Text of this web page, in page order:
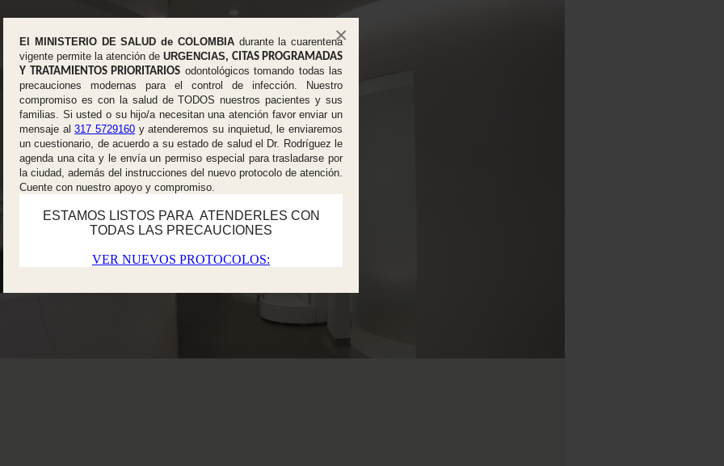
El MINISTERIO DE SALUD de COLOMBIAdurante la cuarentena
vigente permite la atención de URGENCIAS, CITAS PROGRAMADAS
Y TRATAMIENTOS PRIORITARIOS odontológicos tomando todas las
precauciones modernas para el control de infección. Nuestro
compromiso es con la salud de TODOS nuestros pacientes y sus
familias. Si usted o su hijo/a necesitan una atención favor enviar un
mensaje al317 5729160 y atenderemos su inquietud, le enviaremos
un cuestionario, de acuerdo a su estado de salud el Dr. Rodríguez le
agenda una cita y le envía un permiso especial para trasladarse por
la ciudad, además del instrucciones del nuevo protocolo de atención.
Cuente con nuestro apoyo y compromiso.
ESTAMOS LISTOS PARA ATENDERLES CON
TODAS LAS PRECAUCIONES
VER NUEVOS PROTOCOLOS:
×